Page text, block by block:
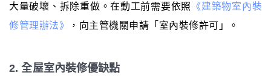
大量破壞、拆除重做。在動工前需要依照 《建築物室內裝
修管理辦法》
，向主管機關申請「室內裝修許可」。
2. 全屋室內裝修優缺點